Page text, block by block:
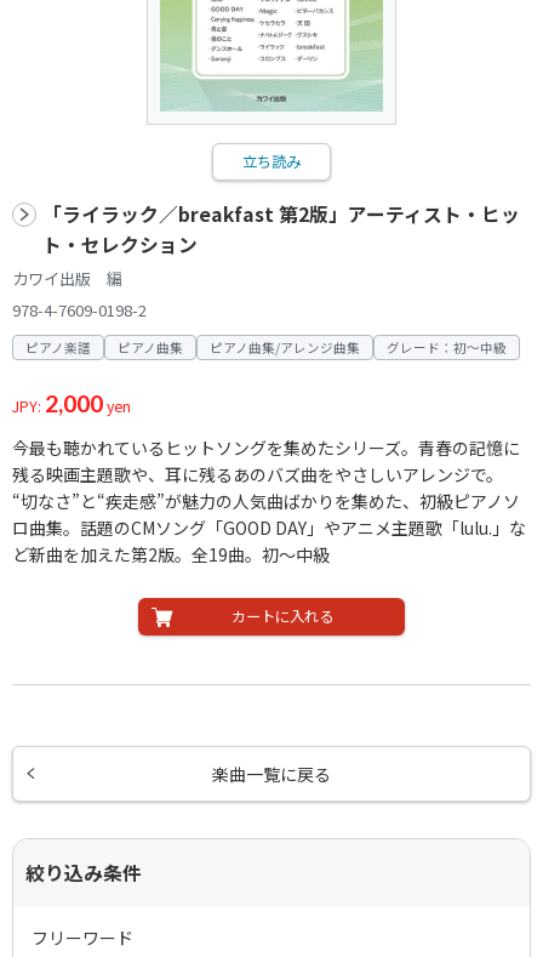
立ち読み
「ライラック／breakfast 第2版」アーティスト・ヒッ
ト・セレクション
カワイ出版 編
978-4-7609-0198-2
ピアノ楽譜 ピアノ曲集 ピアノ曲集/アレンジ曲集 グレード：初～中級
JPY: 2,000yen
今最も聴かれているヒットソングを集めたシリーズ。青春の記憶に
残る映画主題歌や、耳に残るあのバズ曲をやさしいアレンジで。
“切なさ”と“疾走感”が魅力の人気曲ばかりを集めた、初級ピアノソ
ロ曲集。話題のCMソング「GOOD DAY」やアニメ主題歌「lulu.」な
ど新曲を加えた第2版。全19曲。初〜中級
カートに入れる
楽曲一覧に戻る
絞り込み条件
フリーワード